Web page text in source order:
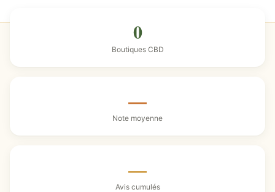
0
Boutiques CBD
—
Note moyenne
—
Avis cumulés